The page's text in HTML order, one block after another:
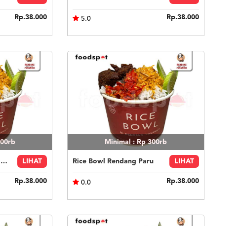
Rp.38.000 5.0 Rp.38.000
Rice Bowl Rendang Daging LIHAT
Rp.38.000
Minimal : Rp 300rb
Rice Bowl Rendang Paru LIHAT
0.0 Rp.38.000